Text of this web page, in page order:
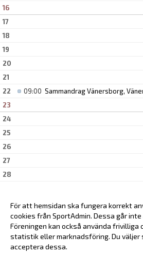
16
17
18
19
20
21
22
09:00 Sammandrag Vänersborg,
23
24
25
26
27
28
30För att hemsidan ska fungera korrekt
cookies från SportAdmin. Dessa går
Föreningen kan också använda frivilliga
statistik eller marknadsföring. Du väljer
acceptera dessa.